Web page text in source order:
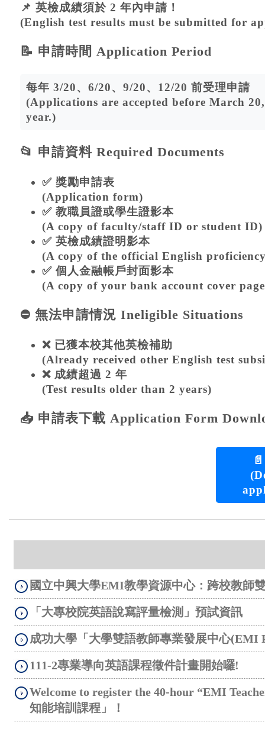
📌 英檢成績須於 2 年內申請！
(English test results must be submitted for
📝 申請時間 Application Period
每年 3/20、6/20、9/20、12/20 前受理申請
(Applications are accepted before March
year.)
📂 申請資料 Required Documents
✅ 獎勵申請表
(Application form)
✅ 教職員證或學生證影本
(A copy of faculty/staff ID or student ID)
✅ 英檢成績證明影本
(A copy of the official English
✅ 個人金融帳戶封面影本
(A copy of your bank account cover
⛔ 無法申請情況 Ineligible Situations
❌ 已獲本校其他英檢補助
(Already received other English test
❌ 成績超過 2 年
(Test results older than 2 years)
📥 申請表下載 Application Form
國立中興大學EMI教學資源中心：跨校教師
「大專校院英語說寫評量檢測」預試資訊
成功大學「大學雙語教師專業發展中心(EMI
111-2專業導向英語課程徵件計畫開始囉!
Welcome to register the 40-hour “EMI
知能培訓課程」！